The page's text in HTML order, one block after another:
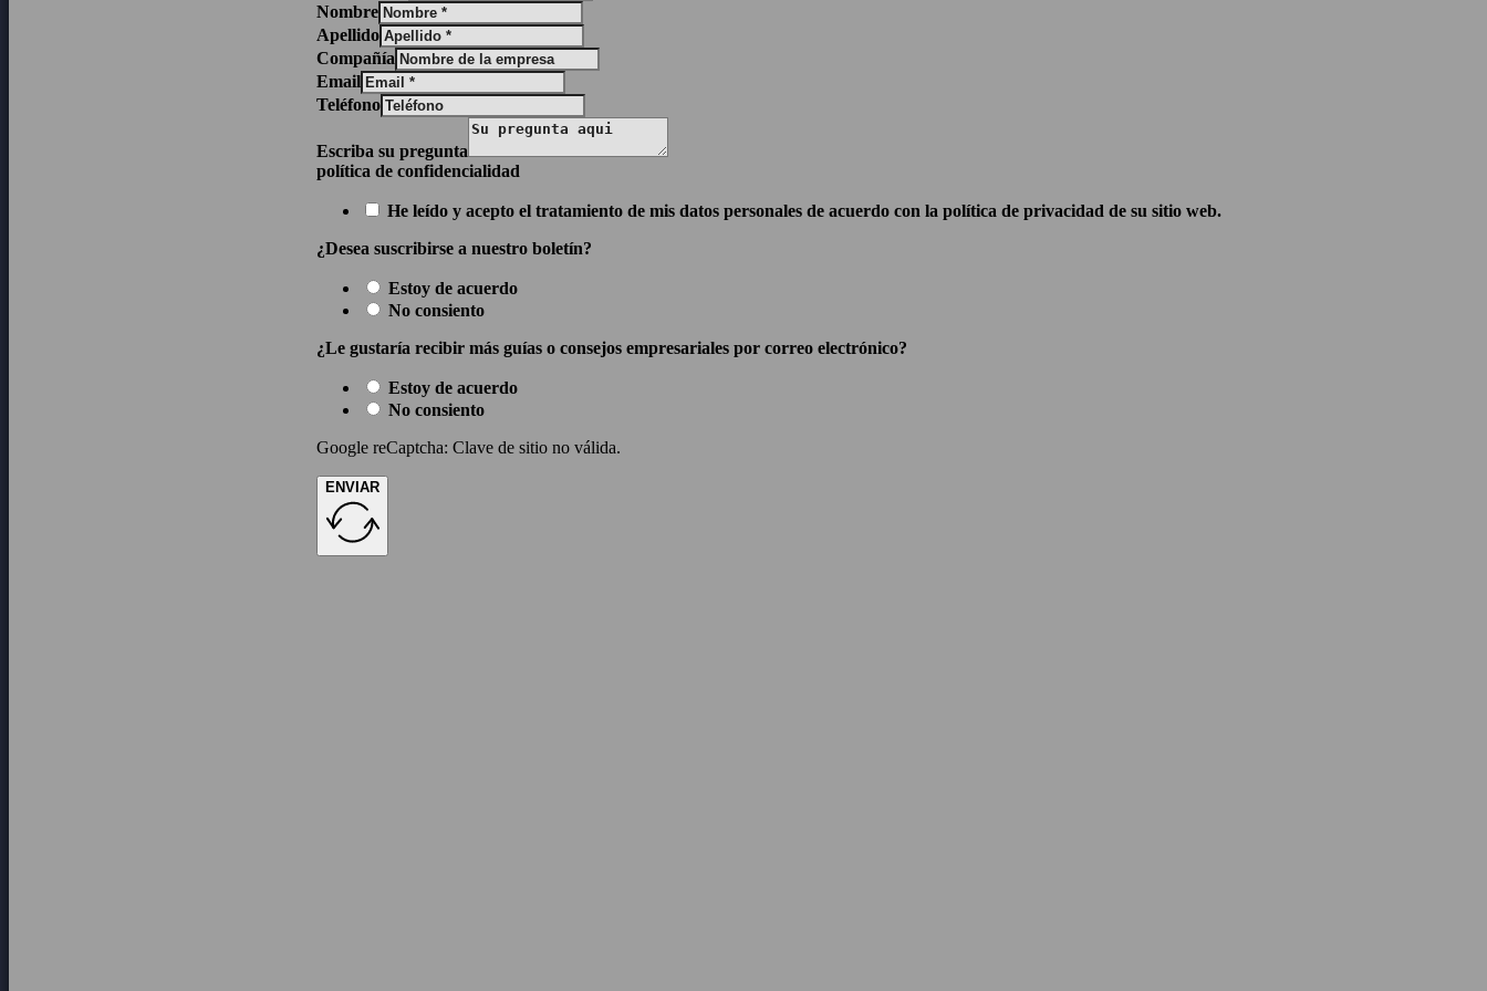
Nombre
Apellido
Compañía
Email
Teléfono
Escriba su pregunta
política de confidencialidad
He leído y acepto el tratamiento de mis datos personales de acuerdo con la política de privacidad de su sitio web.
¿Desea suscribirse a nuestro boletín?
Estoy de acuerdo
No consiento
¿Le gustaría recibir más guías o consejos empresariales por correo electrónico?
Estoy de acuerdo
No consiento
Google reCaptcha: Clave de sitio no válida.
ENVIAR